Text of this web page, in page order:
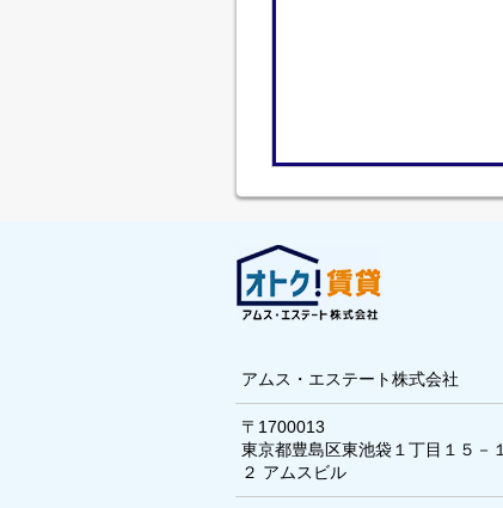
アムス・エステート株式会社
〒1700013
東京都豊島区東池袋１丁目１５－１
２ アムスビル